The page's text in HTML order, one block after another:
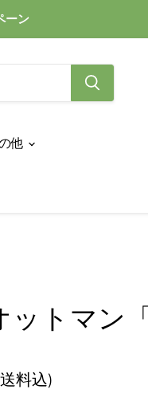
ーン
他
ットマン
料込)